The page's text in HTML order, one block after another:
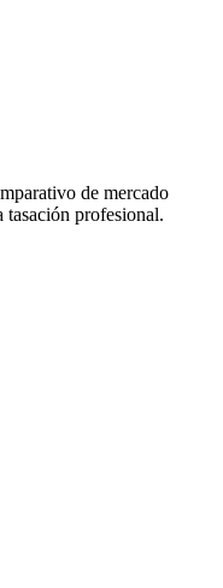
de mercado
profesional.